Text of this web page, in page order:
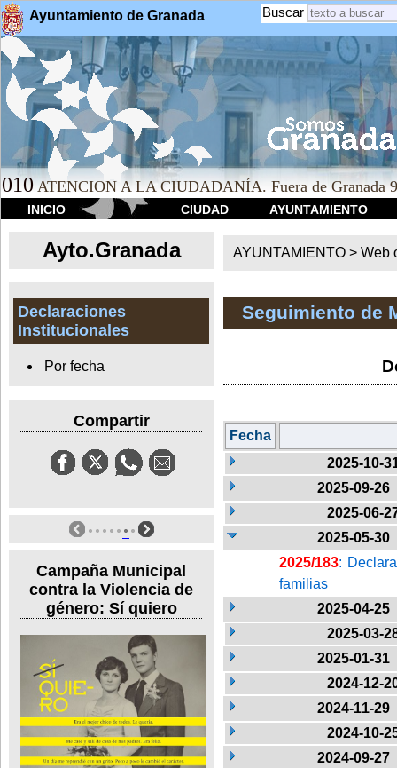
Ayuntamiento de Granada Buscar
010 ATENCION A LA CIUDADANÍA. Fuera de Granada
INICIO CIUDAD AYUNTAMIENTO
Ayto.Granada
Declaraciones
Institucionales
Por fecha
Compartir
Campaña Municipal
contra la Violencia de
género: Sí quiero
AYUNTAMIENTO > Web
Seguimiento de
Fecha
2025-10-
2025-09-26
2025-06-
2025-05-30
2025/183:
familias
2025-04-25
2025-03-
2025-01-31
2024-12-
2024-11-29
2024-10-
2024-09-27